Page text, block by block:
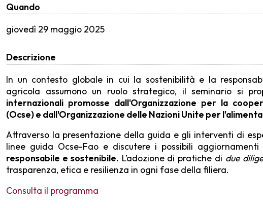
Quando
giovedì 29 maggio 2025
Descrizione
In un contesto globale in cui la sostenibilità e la
agricola assumono un ruolo strategico, il seminario si
internazionali promosse dall'Organizzazione per la
(Ocse) e dall'Organizzazione delle Nazioni Unite per
Attraverso la presentazione della guida e gli interventi di
linee guida Ocse-Fao e discutere i possibili
responsabile e sostenibile. L’adozione di pratiche di due
trasparenza, etica e resilienza in ogni fase della filiera.
Consulta il programma